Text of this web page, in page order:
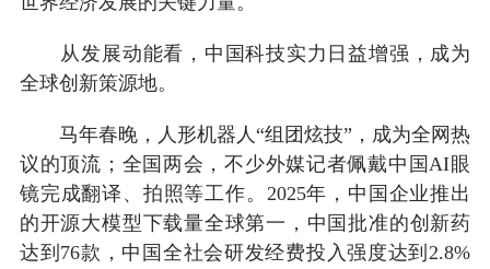
从发展动能看，中国科技实力日益增强，成为
全球创新策源地。
马年春晚，人形机器人“组团炫技”，成为全网热
议的顶流；全国两会，不少外媒记者佩戴中国AI眼
镜完成翻译、拍照等工作。2025年，中国企业推出
的开源大模型下载量全球第一，中国批准的创新药
达到76款，中国全社会研发经费投入强度达到2.8%